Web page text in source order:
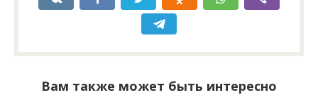
Вам также может быть интересно